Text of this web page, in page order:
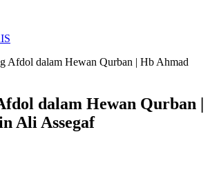
Afdol dalam Hewan Qurban | Hb Ahmad
dalam Hewan Qurban |
Ali Assegaf